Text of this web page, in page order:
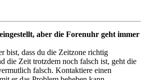
aber die Forenuhr geht immer
bist, dass du die Zeitzone richtig
die Zeit trotzdem noch falsch ist, geht die
falsch. Kontaktiere einen